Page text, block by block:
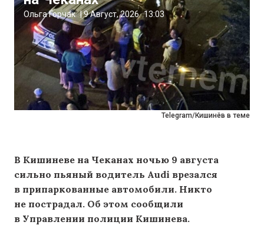
Telegram/Кишинёв в теме
Ольга Горчак |9 Август, 2026 13:03
В Кишиневе на Чеканах ночью 9 августа
сильно пьяный водитель Audi врезался
в припаркованные автомобили. Никто
не пострадал. Об этом сообщили
в Управлении полиции Кишинева.